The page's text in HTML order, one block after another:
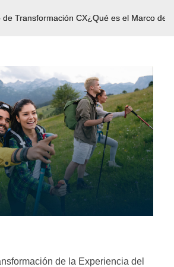
Transformación CX¿Qué es el Marco de
de la Experiencia del